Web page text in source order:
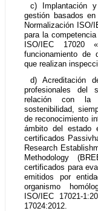
c) Implantación
gestión basados
Normalización ISO/
para la
ISO/IEC 17020
funcionamiento de
que realizan
d) Acreditación
profesionales del
relación con la
sostenibilidad,
de reconocimiento
ámbito del estado
certificados
Research
Methodology
certificados para
emitidos por
organismo
ISO/IEC 17021-
17024:2012.